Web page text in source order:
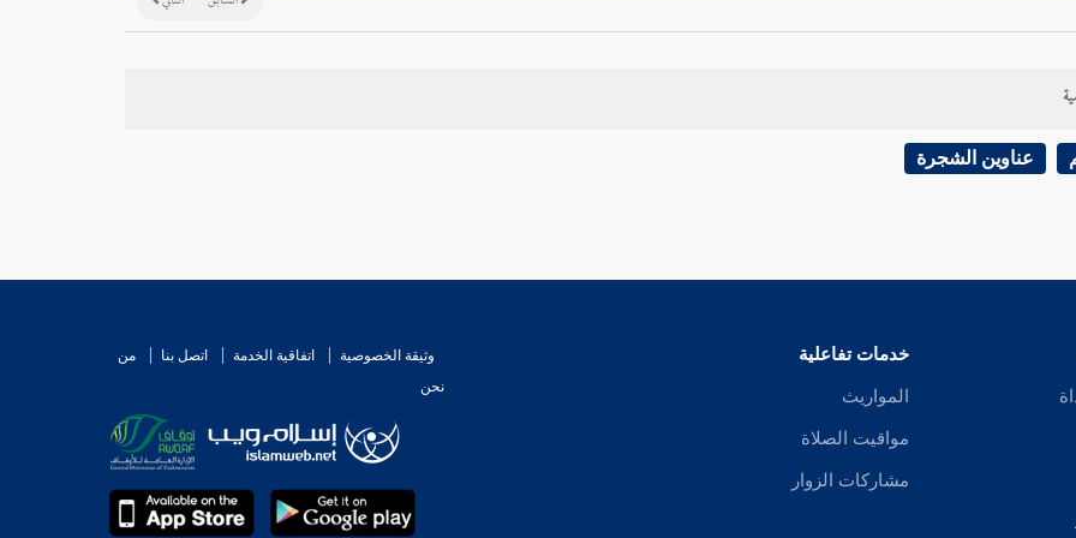
عناوين الشجرة
خدمات تفاعلية
المواريث
مواقيت الصلاة
مشاركات الزوار
وثيقة الخصوصية اتفاقية الخدمة اتصل بنا
من
نحن